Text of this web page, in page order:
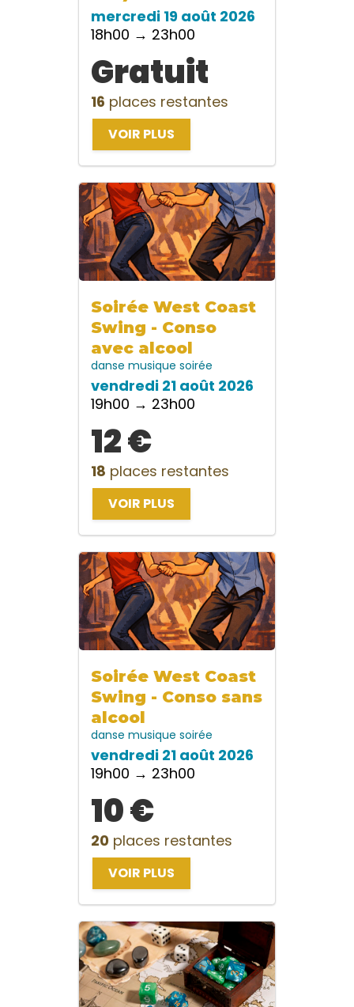
mercredi 19 août 2026
18h00 → 23h00
Gratuit
16 places restantes
VOIR PLUS
Soirée West Coast
Swing - Conso
avec alcool
danse musique soirée
vendredi 21 août 2026
19h00 → 23h00
12 €
18 places restantes
VOIR PLUS
Soirée West Coast
Swing - Conso sans
alcool
danse musique soirée
vendredi 21 août 2026
19h00 → 23h00
10 €
20 places restantes
VOIR PLUS